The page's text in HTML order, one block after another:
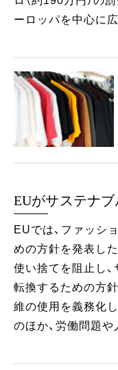
ーロッパを中心に
EUがサステナ
EUでは、ファッシ
めの方針を発表し
使い捨てを阻止し
転換するための方
維の使用を義務化
のほか、労働問題